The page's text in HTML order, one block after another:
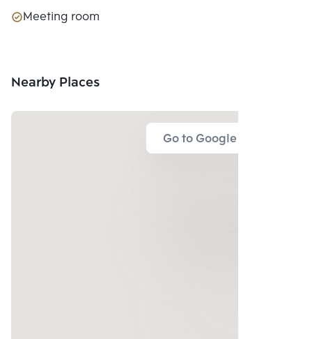
Meeting room
Nearby Places
Go to Google Map